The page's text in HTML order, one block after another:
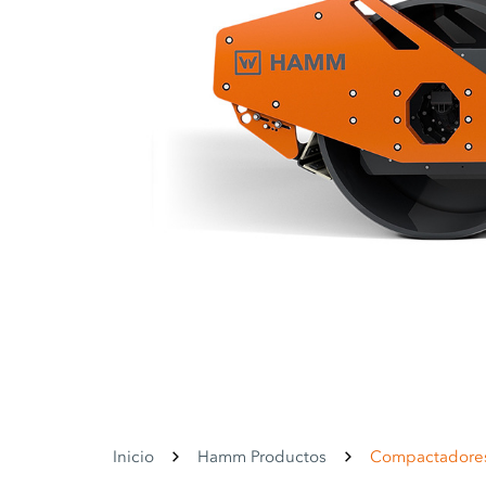
Inicio Hamm Productos